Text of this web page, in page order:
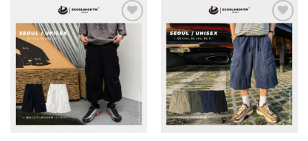
Add to
wishlist
Add to
wishlist